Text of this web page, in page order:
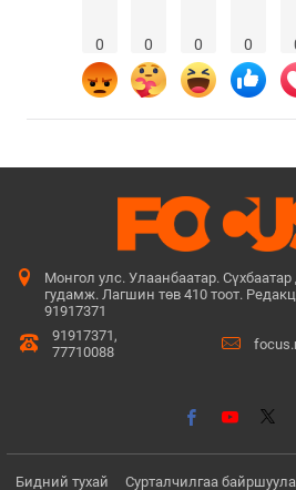
0 0 0 0
Монгол улс. Улаанбаатар.
гудамж. Лагшин төв 410 тоот.
91917371
91917371,
77710088
Бидний тухай Сурталчилгаа